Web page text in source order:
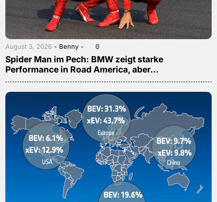
August 3, 2026 • Benny • 0
Spider Man im Pech: BMW zeigt starke
Performance in Road America, aber…